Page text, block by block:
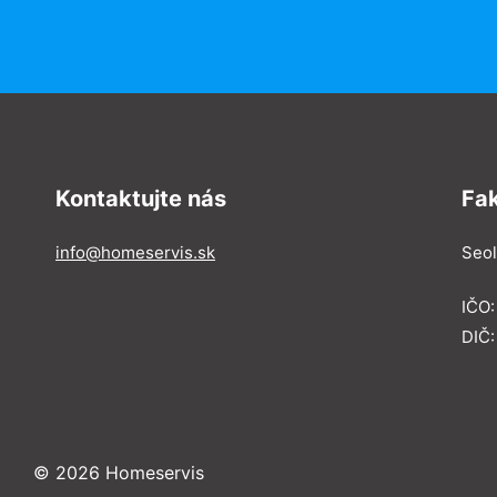
Kontaktujte nás
info@homeservis.sk
© 2026 Homeservis